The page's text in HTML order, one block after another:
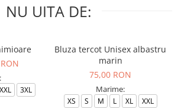
NU UITA DE:
XXL
3XL
Bluza tercot Unisex albastru
marin
75,00 RON
Marime:
XS S M L XL XXL